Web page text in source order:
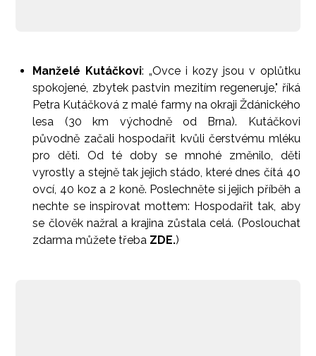
Manželé Kutáčkovi: „Ovce i kozy jsou v oplůtku
spokojené, zbytek pastvin mezitím regeneruje," říká
Petra Kutáčková z malé farmy na okraji Ždánického
lesa (30 km východně od Brna). Kutáčkovi
původně začali hospodařit kvůli čerstvému mléku
pro děti. Od té doby se mnohé změnilo, děti
vyrostly a stejně tak jejich stádo, které dnes čítá 40
ovcí, 40 koz a 2 koně. Poslechněte si jejich příběh a
nechte se inspirovat mottem: Hospodařit tak, aby
se člověk nažral a krajina zůstala celá. (Poslouchat
zdarma můžete třeba ZDE.)